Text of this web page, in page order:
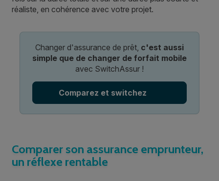
réaliste, en cohérence avec votre projet.
Changer d'assurance de prêt, c'est aussi
simple que de changer de forfait mobile
avec SwitchAssur !
Comparez et switchez
Comparer son assurance emprunteur,
un réflexe rentable